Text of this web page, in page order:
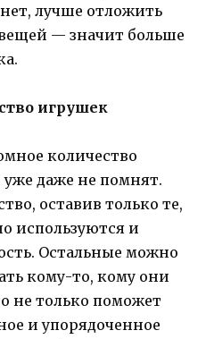
лучше отложить
— значит больше
игрушек
количество
даже не помнят.
оставив только те,
используются и
Остальные можно
кому-то, кому они
не только поможет
и упорядоченное